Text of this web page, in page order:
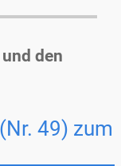
den
49) zum